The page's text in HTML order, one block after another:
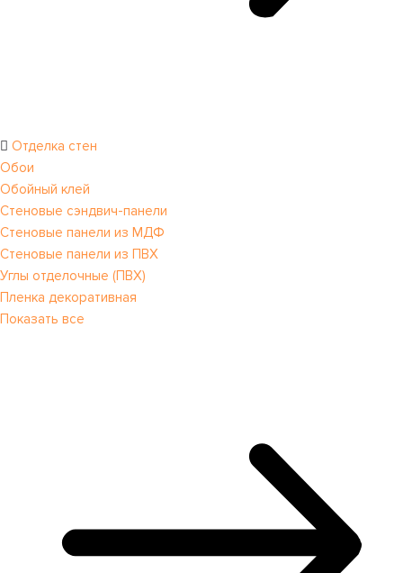
Отделка стен
Обои
Обойный клей
Стеновые сэндвич-панели
Стеновые панели из МДФ
Стеновые панели из ПВХ
Углы отделочные (ПВХ)
Пленка декоративная
Показать все